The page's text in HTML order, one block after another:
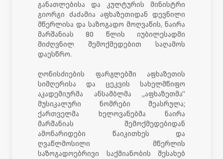
განათლებისა და კულტურის მინისტრი
გიორგი ძაძამია აფხაზეთიდან დევნილი
მწერლისა და საზოგადო მოღვაწის, ნაირა
მარშანიას 80 წლის იუბილესადმი
მიძღვნილ შემოქმედებით საღამოს
დაესწრო.
ღონისძიების ფარგლებში აფხაზეთის
სიმღერისა და ცეკვის სახელმწიფო
აკადემიურმა ანსამბლმა „აფხაზეთმა“
მუსიკალური ნომრები შეასრულა;
ქართველმა ხელოვანებმა ნაირა
მარშანიას შემოქმედებიდან
ამონარიდები წაიკითხეს და
ღვაწლმოსილი მწერლის
საზოგადოებრივი საქმიანობის შესახებ